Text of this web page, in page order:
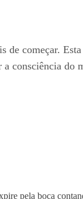
de começar.
consciência do
pela boca